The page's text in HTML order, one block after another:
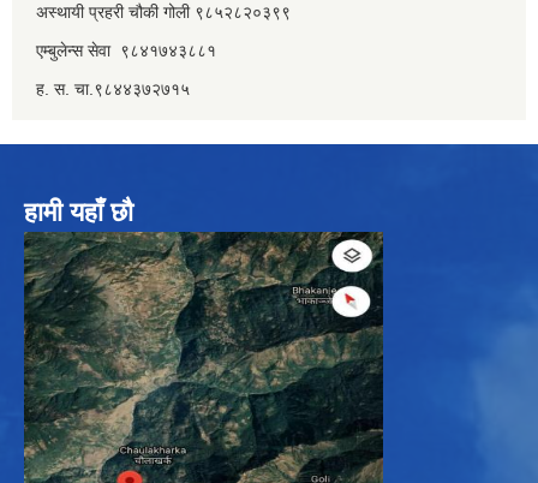
अस्थायी प्रहरी चौकी गोली ९८५२८२०३९९
एम्बुलेन्स सेवा ९८४१७४३८८१
ह. स. चा.९८४४३७२७१५
हामी यहाँ छौ